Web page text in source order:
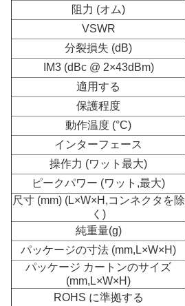
阻力 (オム)
VSWR
分裂損失 (dB)
IM3 (dBc @ 2×43dBm)
適用する
保護程度
動作温度 (°C)
インターフェース
操作力 (ワット最大)
ピークパワー (ワット,最大)
尺寸 (mm) (L×W×H,コンネクタを除
く)
純重量(g)
パッケージの寸法 (mm,L×W×H)
パッケージ カートンのサイズ
(mm,L×W×H)
ROHS に準拠する